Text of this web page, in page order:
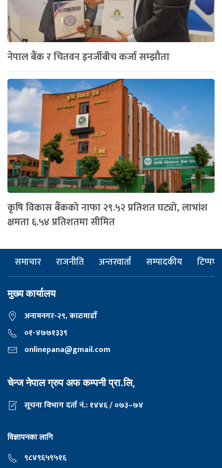
नेपाल बैंक र चितवन इनर्जीबीच कर्जा सम्झौता
कृषि विकास बैंकको नाफा २९.५२ प्रतिशत घट्यो, लाभांश
क्षमता ६.५४ प्रतिशतमा सीमित
समाचार राजनीति अन्तरवार्ता सम्पादकीय टिप्पणी
मुख्य कार्यालय
अनामनगर-२९, काठमाडाैँ
०१-४७७१३३९
onlinepana@gmail.com
चेन्ज नेपाल ग्रुप अफ कम्पनी प्रा.लि,
सूचना विभाग दर्ता नं.: १४४६ / ०७३–७४
विज्ञापनका लागि
९८४९६५९५१६